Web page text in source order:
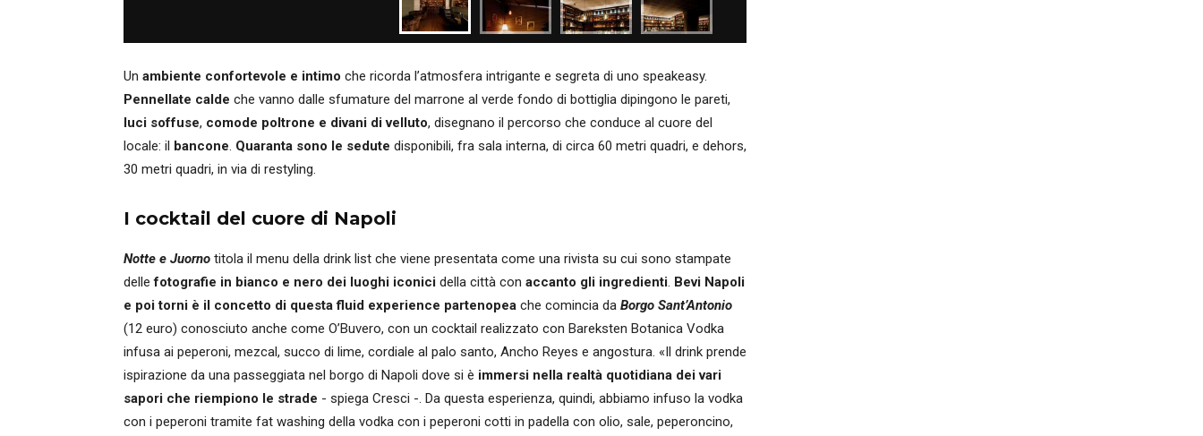
Un ambiente confortevole e intimo che ricorda l’atmosfera intrigante e segreta di uno speakeasy.
Pennellate calde che vanno dalle sfumature del marrone al verde fondo di bottiglia dipingono le pareti,
luci soffuse, comode poltrone e divani di velluto, disegnano il percorso che conduce al cuore del
locale: il bancone. Quaranta sono le sedute disponibili, fra sala interna, di circa 60 metri quadri, e dehors,
30 metri quadri, in via di restyling.
I cocktail del cuore di Napoli
Notte e Juorno titola il menu della drink list che viene presentata come una rivista su cui sono stampate
dellefotografie in bianco e nero dei luoghi iconici della città con accanto gli ingredienti. Bevi Napoli
e poi torni è il concetto di questa fluid experience partenopea che comincia da Borgo Sant’Antonio
(12 euro) conosciuto anche come O’Buvero, con un cocktail realizzato con Bareksten Botanica Vodka
infusa ai peperoni, mezcal, succo di lime, cordiale al palo santo, Ancho Reyes e angostura. «Il drink prende
ispirazione da una passeggiata nel borgo di Napoli dove si è immersi nella realtà quotidiana dei vari
sapori che riempiono le strade - spiega Cresci -. Da questa esperienza, quindi, abbiamo infuso la vodka
con i peperoni tramite fat washing della vodka con i peperoni cotti in padella con olio, sale, peperoncino,